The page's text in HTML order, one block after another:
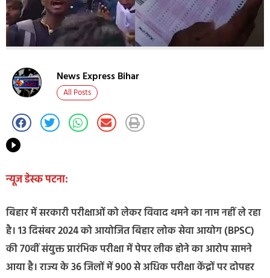
News Express Bihar
All Posts
न्यूज डेस्क पटना:
बिहार में सरकारी परीक्षाओं को लेकर विवाद थमने का नाम नहीं ले रहा
है। 13 दिसंबर 2024 को आयोजित बिहार लोक सेवा आयोग (BPSC)
की 70वीं संयुक्त प्रारंभिक परीक्षा में पेपर लीक होने का आरोप सामने
आया है। राज्य के 36 जिलों में 900 से अधिक परीक्षा केंद्रों पर दोपहर